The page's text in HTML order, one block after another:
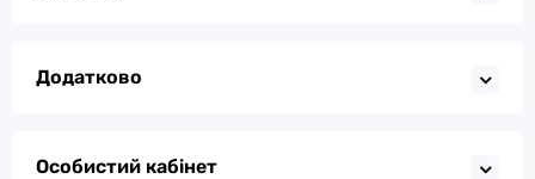
Додатково
Особистий кабінет